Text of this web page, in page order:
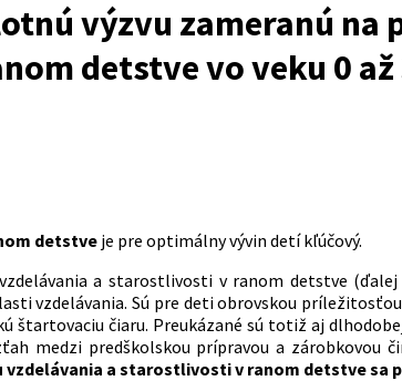
výzvu zameranú na
detstve vo veku 0
detstveje pre optimálny vývin detí kľúčový.
a starostlivosti v ranom detstve (ďalej
vzdelávania. Sú pre deti obrovskou
štartovaciu čiaru. Preukázané sú totiž aj
medzi predškolskou prípravou a zárobkovou
a starostlivosti v ranom detstve sa